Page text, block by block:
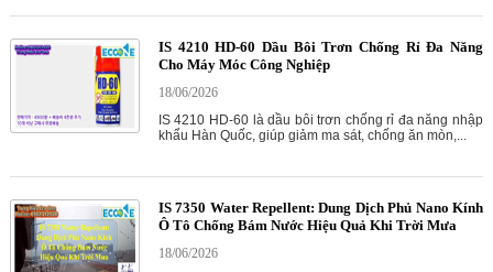
IS 4210 HD-60 Dầu Bôi Trơn Chống Rỉ Đa Năng
Cho Máy Móc Công Nghiệp
18/06/2026
IS 4210 HD-60 là dầu bôi trơn chống rỉ đa năng nhập
khẩu Hàn Quốc, giúp giảm ma sát, chống ăn mòn,...
IS 7350 Water Repellent: Dung Dịch Phủ Nano Kính
Ô Tô Chống Bám Nước Hiệu Quả Khi Trời Mưa
18/06/2026